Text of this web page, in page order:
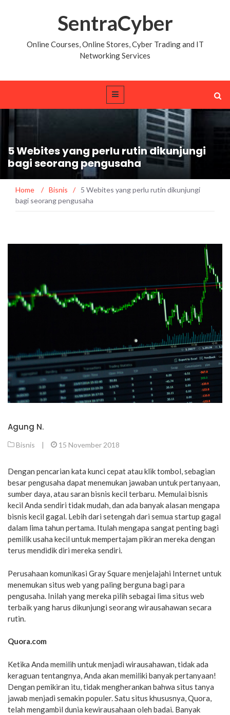
SentraCyber
Online Courses, Online Stores, Cyber Trading and IT
Networking Services
5 Webites yang perlu rutin dikunjungi
bagi seorang pengusaha
Home / Bisnis /
5 Webites yang perlu rutin dikunjungi
bagi seorang pengusaha
Agung N.
Bisnis | 15 November 2018
Dengan pencarian kata kunci cepat atau klik tombol, sebagian
besar pengusaha dapat menemukan jawaban untuk pertanyaan,
sumber daya, atau saran bisnis kecil terbaru. Memulai bisnis
kecil Anda sendiri tidak mudah, dan ada banyak alasan mengapa
bisnis kecil gagal. Lebih dari setengah dari semua startup gagal
dalam lima tahun pertama. Itulah mengapa sangat penting bagi
pemilik usaha kecil untuk mempertajam pikiran mereka dengan
terus mendidik diri mereka sendiri.
Perusahaan komunikasi Gray Square menjelajahi Internet untuk
menemukan situs web yang paling berguna bagi para
pengusaha. Inilah yang mereka pilih sebagai lima situs web
terbaik yang harus dikunjungi seorang wirausahawan secara
rutin.
Quora.com
Ketika Anda memilih untuk menjadi wirausahawan, tidak ada
keraguan tentangnya, Anda akan memiliki banyak pertanyaan!
Dengan pemikiran itu, tidak mengherankan bahwa situs tanya
jawab menjadi semakin populer. Satu situs khususnya, Quora,
telah mengambil dunia kewirausahaan oleh badai. Banyak